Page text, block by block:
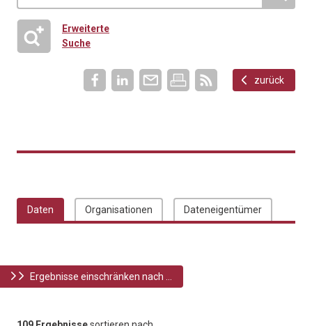
Erweiterte
Suche
zurück
Daten Organisationen Dateneigentümer
Ergebnisse einschränken nach ...